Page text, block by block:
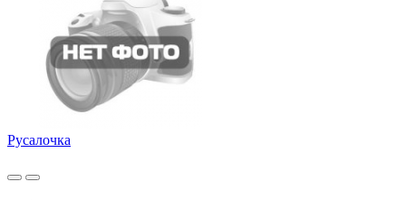
Русалочка